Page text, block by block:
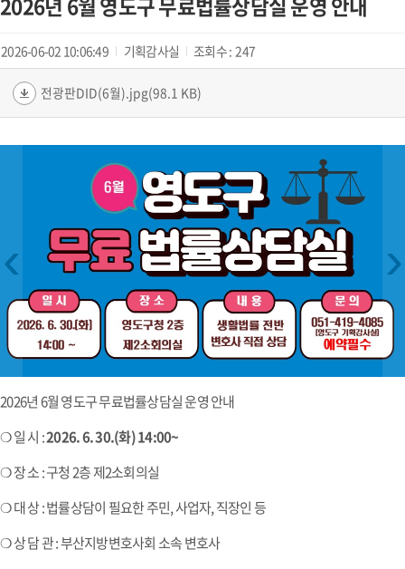
2026-06-02 10:06:49 기획감사실 조회수 : 247
전광판DID(6월).jpg(98.1 KB)
‹ ›
2026년 6월 영도구 무료법률상담실 운영 안내
❍ 일 시 :2026. 6. 30.(화) 14:00~
❍ 장 소 : 구청 2층 제2소회의실
❍ 대 상 : 법률상담이 필요한 주민, 사업자, 직장인 등
❍ 상 담 관 : 부산지방변호사회 소속 변호사